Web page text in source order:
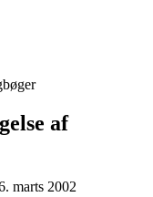
af
marts 2002